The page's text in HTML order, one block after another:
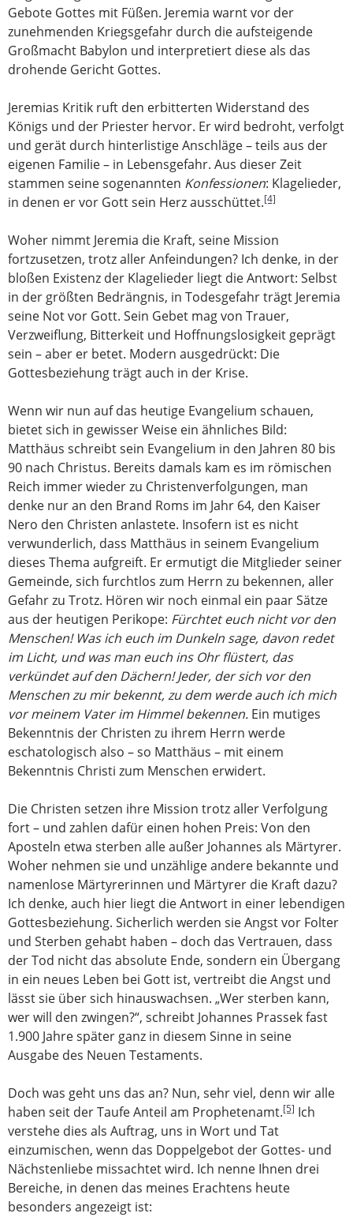
Gebote Gottes mit Füßen. Jeremia warnt vor der
zunehmenden Kriegsgefahr durch die aufsteigende
Großmacht Babylon und interpretiert diese als das
drohende Gericht Gottes.
Jeremias Kritik ruft den erbitterten Widerstand des
Königs und der Priester hervor. Er wird bedroht, verfolgt
und gerät durch hinterlistige Anschläge – teils aus der
eigenen Familie – in Lebensgefahr. Aus dieser Zeit
stammen seine sogenannten Konfessionen: Klagelieder,
in denen er vor Gott sein Herz ausschüttet.[4]
Woher nimmt Jeremia die Kraft, seine Mission
fortzusetzen, trotz aller Anfeindungen? Ich denke, in der
bloßen Existenz der Klagelieder liegt die Antwort: Selbst
in der größten Bedrängnis, in Todesgefahr trägt Jeremia
seine Not vor Gott. Sein Gebet mag von Trauer,
Verzweiflung, Bitterkeit und Hoffnungslosigkeit geprägt
sein – aber er betet. Modern ausgedrückt: Die
Gottesbeziehung trägt auch in der Krise.
Wenn wir nun auf das heutige Evangelium schauen,
bietet sich in gewisser Weise ein ähnliches Bild:
Matthäus schreibt sein Evangelium in den Jahren 80 bis
90 nach Christus. Bereits damals kam es im römischen
Reich immer wieder zu Christenverfolgungen, man
denke nur an den Brand Roms im Jahr 64, den Kaiser
Nero den Christen anlastete. Insofern ist es nicht
verwunderlich, dass Matthäus in seinem Evangelium
dieses Thema aufgreift. Er ermutigt die Mitglieder seiner
Gemeinde, sich furchtlos zum Herrn zu bekennen, aller
Gefahr zu Trotz. Hören wir noch einmal ein paar Sätze
aus der heutigen Perikope: Fürchtet euch nicht vor den
Menschen! Was ich euch im Dunkeln sage, davon redet
im Licht, und was man euch ins Ohr flüstert, das
verkündet auf den Dächern! Jeder, der sich vor den
Menschen zu mir bekennt, zu dem werde auch ich mich
vor meinem Vater im Himmel bekennen. Ein mutiges
Bekenntnis der Christen zu ihrem Herrn werde
eschatologisch also – so Matthäus – mit einem
Bekenntnis Christi zum Menschen erwidert.
Die Christen setzen ihre Mission trotz aller Verfolgung
fort – und zahlen dafür einen hohen Preis: Von den
Aposteln etwa sterben alle außer Johannes als Märtyrer.
Woher nehmen sie und unzählige andere bekannte und
namenlose Märtyrerinnen und Märtyrer die Kraft dazu?
Ich denke, auch hier liegt die Antwort in einer lebendigen
Gottesbeziehung. Sicherlich werden sie Angst vor Folter
und Sterben gehabt haben – doch das Vertrauen, dass
der Tod nicht das absolute Ende, sondern ein Übergang
in ein neues Leben bei Gott ist, vertreibt die Angst und
lässt sie über sich hinauswachsen. „Wer sterben kann,
wer will den zwingen?“, schreibt Johannes Prassek fast
1.900 Jahre später ganz in diesem Sinne in seine
Ausgabe des Neuen Testaments.
Doch was geht uns das an? Nun, sehr viel, denn wir alle
haben seit der Taufe Anteil am Prophetenamt.[5] Ich
verstehe dies als Auftrag, uns in Wort und Tat
einzumischen, wenn das Doppelgebot der Gottes- und
Nächstenliebe missachtet wird. Ich nenne Ihnen drei
Bereiche, in denen das meines Erachtens heute
besonders angezeigt ist: